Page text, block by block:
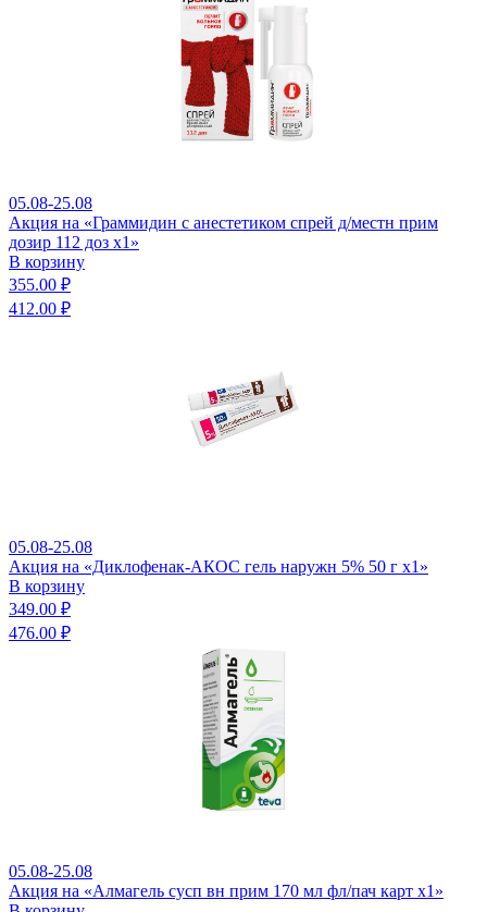
05.08-25.08
Акция на «Граммидин с анестетиком спрей д/местн прим
дозир 112 доз x1»
В корзину
355.00 ₽
412.00 ₽
05.08-25.08
Акция на «Диклофенак-АКОС гель наружн 5% 50 г x1»
В корзину
349.00 ₽
476.00 ₽
05.08-25.08
Акция на «Алмагель сусп вн прим 170 мл фл/пач карт x1»